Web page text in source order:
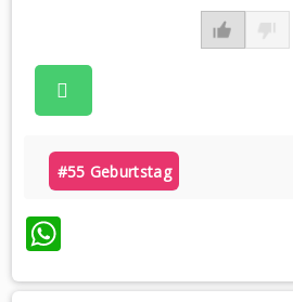
#55 Geburtstag
WhatsApp